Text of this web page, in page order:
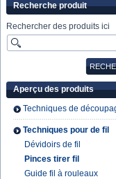
Recherche produit
Rechercher des produits ici
Aperçu des produits
Techniques de
Techniques pour de fil
Dévidoirs de fil
Pinces tirer fil
Guide fil à rouleaux